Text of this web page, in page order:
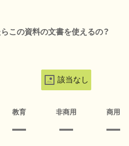
この資料の文書を使えるの？
該当なし
教育 非商用 商用